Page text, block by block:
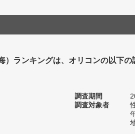
）ランキングは、オリコンの以下の
調査期間
調査対象者